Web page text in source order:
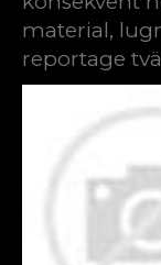
material,
reportage